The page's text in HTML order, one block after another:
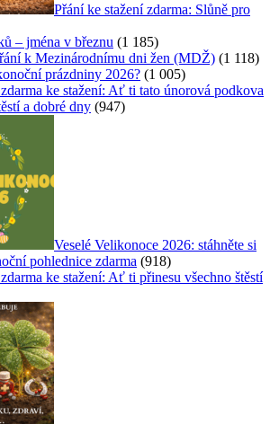
Přání ke stažení zdarma: Slůně pro
– jména v březnu (1 185)
k Mezinárodnímu dni žen (MDŽ) (1 118)
prázdniny 2026? (1 005)
ke stažení: Ať ti tato únorová podkova
a dobré dny (947)
Veselé Velikonoce 2026: stáhněte si
pohlednice zdarma (918)
ke stažení: Ať ti přinesu všechno štěstí